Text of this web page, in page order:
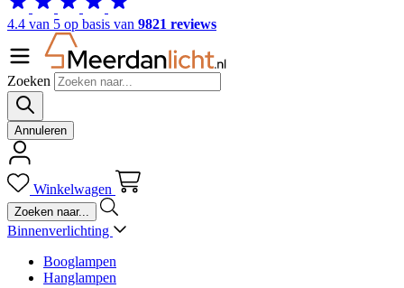
4.4 van 5 op basis van 9821 reviews
Zoeken
Annuleren
Winkelwagen
Binnenverlichting
Booglampen
Hanglampen